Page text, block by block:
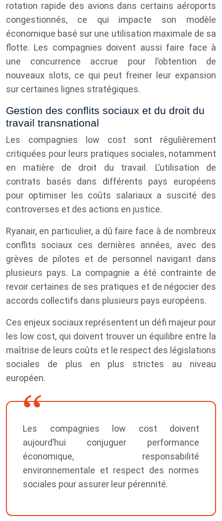
rotation rapide des avions dans certains aéroports
congestionnés, ce qui impacte son modèle
économique basé sur une utilisation maximale de sa
flotte. Les compagnies doivent aussi faire face à
une concurrence accrue pour l’obtention de
nouveaux slots, ce qui peut freiner leur expansion
sur certaines lignes stratégiques.
Gestion des conflits sociaux et du droit du
travail transnational
Les compagnies low cost sont régulièrement
critiquées pour leurs pratiques sociales, notamment
en matière de droit du travail. L’utilisation de
contrats basés dans différents pays européens
pour optimiser les coûts salariaux a suscité des
controverses et des actions en justice.
Ryanair, en particulier, a dû faire face à de nombreux
conflits sociaux ces dernières années, avec des
grèves de pilotes et de personnel navigant dans
plusieurs pays. La compagnie a été contrainte de
revoir certaines de ses pratiques et de négocier des
accords collectifs dans plusieurs pays européens.
Ces enjeux sociaux représentent un défi majeur pour
les low cost, qui doivent trouver un équilibre entre la
maîtrise de leurs coûts et le respect des législations
sociales de plus en plus strictes au niveau
européen.
Les compagnies low cost doivent
aujourd’hui conjuguer performance
économique, responsabilité
environnementale et respect des normes
sociales pour assurer leur pérennité.